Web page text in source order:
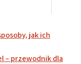
jak ich
– przewodnik dla